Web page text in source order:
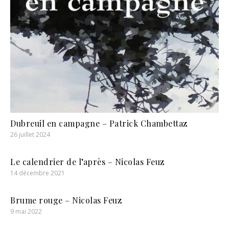
Dubreuil en campagne – Patrick Chambettaz
26 juillet 2024
Le calendrier de l’après – Nicolas Feuz
14 décembre 2021
Brume rouge – Nicolas Feuz
9 mai 2022